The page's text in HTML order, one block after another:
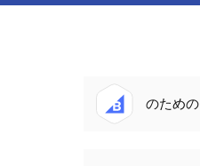
のための